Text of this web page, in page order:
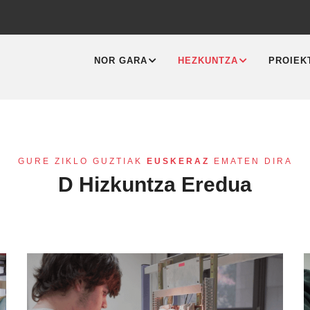
NAVIGATION
NOR GARA HEZKUNTZA
GURE ZIKLO GUZTIAK EUSKERAZ EMATEN DIRA
D Hizkuntza Eredua